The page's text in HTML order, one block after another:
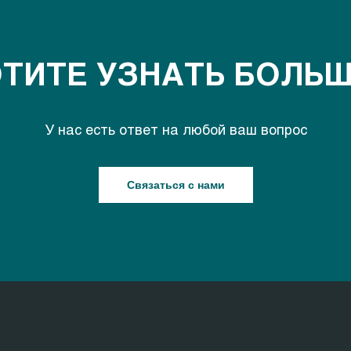
УЗНАТЬ
У нас есть ответ на любой ваш вопрос
Связаться с нами